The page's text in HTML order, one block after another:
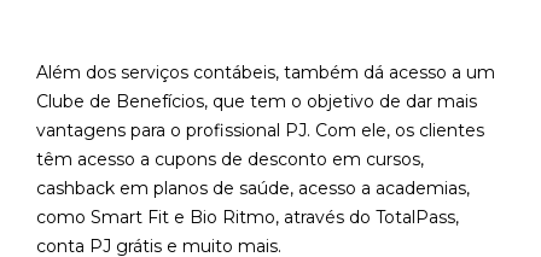
Além dos serviços contábeis, também dá acesso a um
Clube de Benefícios, que tem o objetivo de dar mais
vantagens para o profissional PJ. Com ele, os clientes
têm acesso a cupons de desconto em cursos,
cashback em planos de saúde, acesso a academias,
como Smart Fit e Bio Ritmo, através do TotalPass,
conta PJ grátis e muito mais.